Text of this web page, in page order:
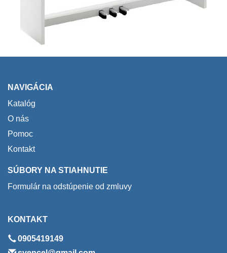
NAVIGÁCIA
Katalóg
O nás
Pomoc
Kontakt
SÚBORY NA STIAHNUTIE
Formulár na odstúpenie od zmluvy
KONTAKT
0905419149